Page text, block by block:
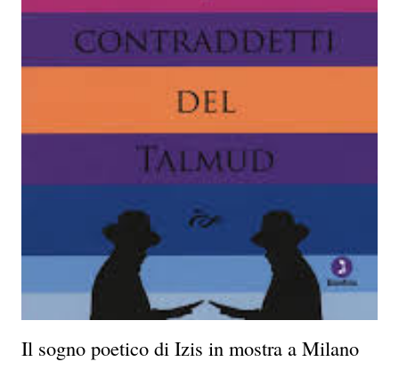
Il sogno poetico di Izis in mostra a Milano